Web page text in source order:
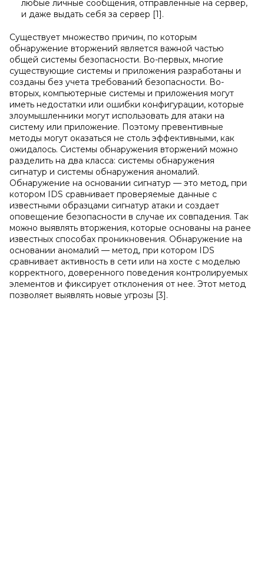
любые личные сообщения, отправленные на сервер,
и даже выдать себя за сервер [1].
Существует множество причин, по которым
обнаружение вторжений является важной частью
общей системы безопасности. Во-первых, многие
существующие системы и приложения разработаны и
созданы без учета требований безопасности. Во-
вторых, компьютерные системы и приложения могут
иметь недостатки или ошибки конфигурации, которые
злоумышленники могут использовать для атаки на
систему или приложение. Поэтому превентивные
методы могут оказаться не столь эффективными, как
ожидалось. Системы обнаружения вторжений можно
разделить на два класса: системы обнаружения
сигнатур и системы обнаружения аномалий.
Обнаружение на основании сигнатур — это метод, при
котором IDS сравнивает проверяемые данные с
известными образцами сигнатур атаки и создает
оповещение безопасности в случае их совпадения. Так
можно выявлять вторжения, которые основаны на ранее
известных способах проникновения. Обнаружение на
основании аномалий — метод, при котором IDS
сравнивает активность в сети или на хосте с моделью
корректного, доверенного поведения контролируемых
элементов и фиксирует отклонения от нее. Этот метод
позволяет выявлять новые угрозы [3].